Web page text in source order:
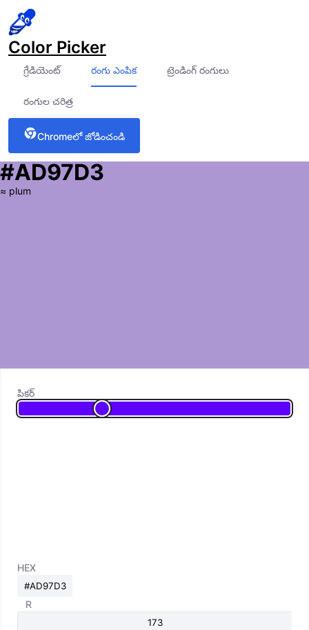
Color Picker
గ్రేడియెంట్ రంగు ఎంపిక ట్రెండింగ్ రంగులు
రంగుల చరిత్ర
Chrome‌లో జోడించండి
#AD97D3
≈ plum
పికర్
HEX
R